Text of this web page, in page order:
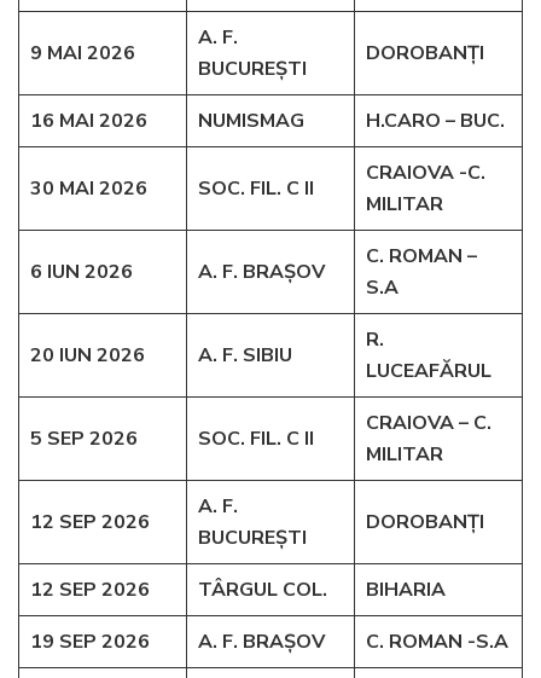
9 MAI 2026
A. F.
BUCUREȘTI
DOROBANȚI
16 MAI 2026 NUMISMAG H.CARO – BUC.
30 MAI 2026 SOC. FIL. C II
CRAIOVA -C.
MILITAR
6 IUN 2026 A. F. BRAȘOV
C. ROMAN –
S.A
20 IUN 2026 A. F. SIBIU
R.
LUCEAFĂRUL
5 SEP 2026 SOC. FIL. C II
CRAIOVA – C.
MILITAR
12 SEP 2026
A. F.
BUCUREȘTI
DOROBANȚI
12 SEP 2026 TÂRGUL COL.
BIHARIA
19 SEP 2026
A. F. BRAȘOV C. ROMAN -S.A